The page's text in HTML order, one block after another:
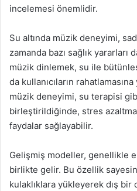
incelemesi önemlidir.
Su altında müzik deneyimi,
zamanda bazı sağlık yararları
müzik dinlemek, su ile
da kullanıcıların
müzik deneyimi, su terapisi
birleştirildiğinde, stres
faydalar sağlayabilir.
Gelişmiş modeller, genellikle
birlikte gelir. Bu özellik
kulaklıklara yükleyerek dış